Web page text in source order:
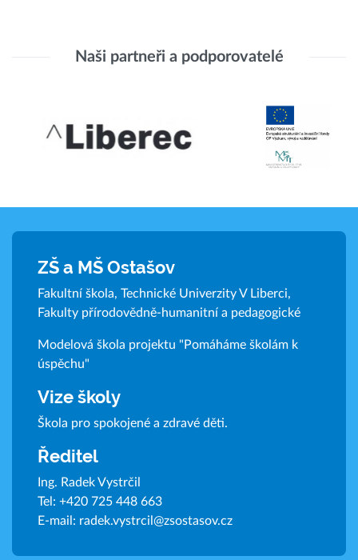
Naši partneři a podporovatelé
ZŠ a MŠ Ostašov
Fakultní škola, Technické Univerzity V Liberci,
Fakulty přírodovědně-humanitní a pedagogické
Modelová škola projektu "Pomáháme školám k
úspěchu"
Vize školy
Škola pro spokojené a zdravé děti.
Ředitel
Ing. Radek Vystrčil
Tel: +420 725 448 663
E-mail: radek.vystrcil@zsostasov.cz